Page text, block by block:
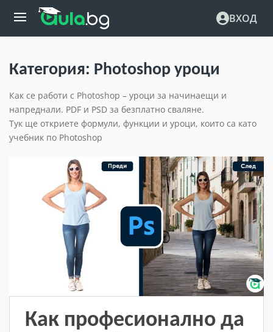
ВХОД
Категория: Photoshop уроци
Как се работи с Photoshop – уроци за начинаещи и
напреднали. PDF и PSD за безплатно сваляне.
Тук ще откриете формули, функции и уроци, които са като
учебник по Photoshop
Как професионално да